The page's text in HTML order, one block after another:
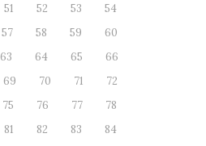
51 52 53
54
57 58 59
60
63 64 65
66
69 70 71
72
75 76 77
78
81 82 83
84